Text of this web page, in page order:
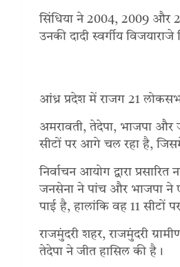
सिंधिया ने 2004, 2009 और
उनकी दादी स्वर्गीय
आंध्र प्रदेश में राजग 21
अमरावती, तेदेपा, भाजपा और
सीटों पर आगे चल रहा है, जिसमें
निर्वाचन आयोग द्वारा
जनसेना ने पांच और भाजपा ने
पाई है, हालांकि वह 11 सीटों
राजमुंदरी शहर, राजमुंदरी
तेदेपा ने जीत हासिल की है।